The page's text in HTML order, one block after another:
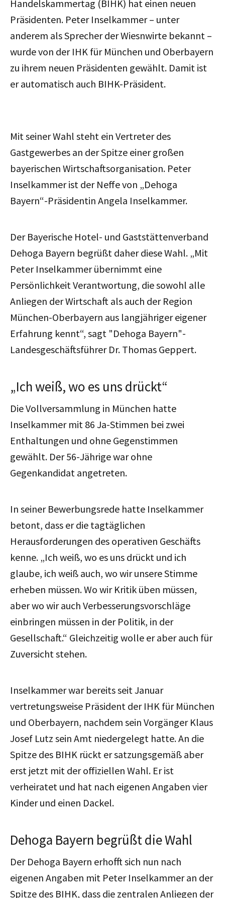
Handelskammertag (BIHK) hat einen neuen
Präsidenten. Peter Inselkammer – unter
anderem als Sprecher der Wiesnwirte bekannt –
wurde von der IHK für München und Oberbayern
zu ihrem neuen Präsidenten gewählt. Damit ist
er automatisch auch BIHK-Präsident.
Mit seiner Wahl steht ein Vertreter des
Gastgewerbes an der Spitze einer großen
bayerischen Wirtschaftsorganisation. Peter
Inselkammer ist der Neffe von „Dehoga
Bayern“-Präsidentin Angela Inselkammer.
Der Bayerische Hotel- und Gaststättenverband
Dehoga Bayern begrüßt daher diese Wahl. „Mit
Peter Inselkammer übernimmt eine
Persönlichkeit Verantwortung, die sowohl alle
Anliegen der Wirtschaft als auch der Region
München-Oberbayern aus langjähriger eigener
Erfahrung kennt“, sagt "Dehoga Bayern"-
Landesgeschäftsführer Dr. Thomas Geppert.
„Ich weiß, wo es uns drückt“
Die Vollversammlung in München hatte
Inselkammer mit 86 Ja-Stimmen bei zwei
Enthaltungen und ohne Gegenstimmen
gewählt. Der56-Jährigewar ohne
Gegenkandidat angetreten.
In seiner Bewerbungsrede hatte Inselkammer
betont, dass er die tagtäglichen
Herausforderungen des operativen Geschäfts
kenne. „Ich weiß, wo es uns drückt und ich
glaube, ich weiß auch, wo wir unsere Stimme
erheben müssen. Wo wir Kritik üben müssen,
aber wo wir auch Verbesserungsvorschläge
einbringen müssen in der Politik, in der
Gesellschaft.“ Gleichzeitig wolle er aber auch für
Zuversicht stehen.
Inselkammer war bereits seit Januar
vertretungsweise Präsident der IHK für München
und Oberbayern, nachdem sein Vorgänger Klaus
Josef Lutz sein Amt niedergelegt hatte. An die
Spitze des BIHK rückt er satzungsgemäß aber
erst jetzt mit der offiziellen Wahl. Er ist
verheiratet und hat nach eigenen Angaben vier
Kinder und einen Dackel.
Dehoga Bayern begrüßt die Wahl
Der Dehoga Bayern erhofft sich nun nach
eigenen Angaben mit Peter Inselkammer an der
Spitze des BIHK, dass die zentralen Anliegen der